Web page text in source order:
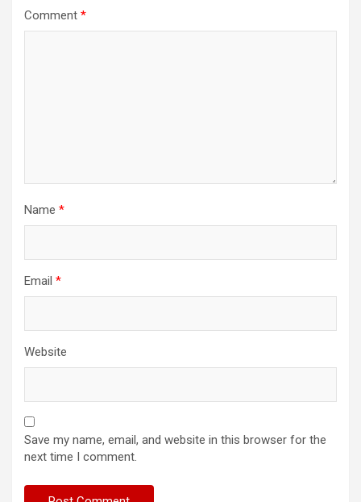
Comment *
Name *
Email *
Website
Save my name, email, and website in this browser for the
next time I comment.